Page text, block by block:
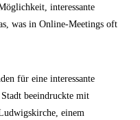
interessante
was in Online-Meetings oft
für eine interessante
beeindruckte mit
einem